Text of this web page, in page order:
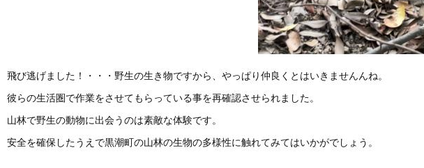
飛び逃げました！・・・野生の生き物ですから、やっぱり仲良くとはいきませんんね。
彼らの生活圏で作業をさせてもらっている事を再確認させられました。
山林で野生の動物に出会うのは素敵な体験です。
安全を確保したうえで黒潮町の山林の生物の多様性に触れてみてはいかがでしょう。